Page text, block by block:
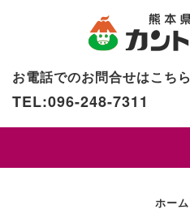
お電話でのお問合せはこちら
TEL:096-248-7311
ホーム